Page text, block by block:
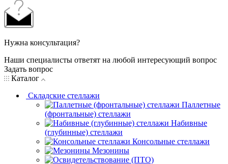
Нужна консультация?
Наши специалисты ответят на любой интересующий вопрос
Задать вопрос
Каталог
Складские стеллажи
Паллетные
(фронтальные) стеллажи
Набивные
(глубинные) стеллажи
Консольные стеллажи
Мезонины